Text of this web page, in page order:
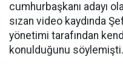
cumhurbaşkanı adayı
sızan video kaydında
yönetimi tarafından
konulduğunu söylemişti.